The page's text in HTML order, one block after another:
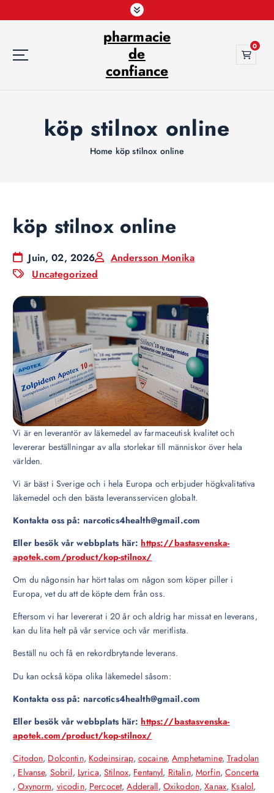
k
pharmacie
de
confiance
0
köp stilnox online
Home köp stilnox online
köp stilnox online
Juin, 02, 2026
Andersson Monika
Uncategorized
Vi är en leverantör av läkemedel av farmaceutisk kvalitet och
levererar beställningar av alla storlekar till människor över hela
världen.
Vi är bäst i Sverige och i hela Europa och erbjuder högkvalitativa
läkemedel och den bästa leveransservicen globalt.
Kontakta oss på: narcotics4health@gmail.com
Eller besök vår webbplats här:https://bastasvenska-
apotek.com/product/kop-stilnox/
Om du någonsin har hört talas om någon som köper piller i
Europa, vet du att de köpte dem från oss.
Eftersom vi har levererat i 20 år och aldrig har missat en leverans,
kan du lita helt på vår service och vår meritlista.
Beställ nu och få en rekordbrytande leverans.
Du kan också köpa olika läkemedel såsom:
Kontakta oss på: narcotics4health@gmail.com
Eller besök vår webbplats här:https://bastasvenska-
apotek.com/product/kop-stilnox/
Citodon, Dolcontin, Kodeinsirap, cocaine,Amphetamine, Tradolan
, Elvanse, Sobril, Lyrica,Stilnox, Fentanyl, Ritalin,Morfin,Concerta
,Oxynorm, vicodin, Percocet,Adderall, Oxikodon,Xanax, Ksalol,